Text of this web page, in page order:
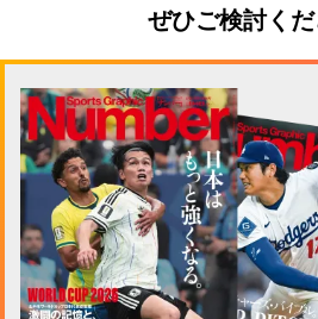
ぜひご検討くだ